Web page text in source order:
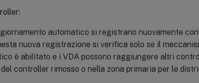
automatico si registrano nuovamente
nuova registrazione si verifica solo se il
è abilitato e i VDA possono raggiungere altri
controller rimosso o nella zona primaria per le